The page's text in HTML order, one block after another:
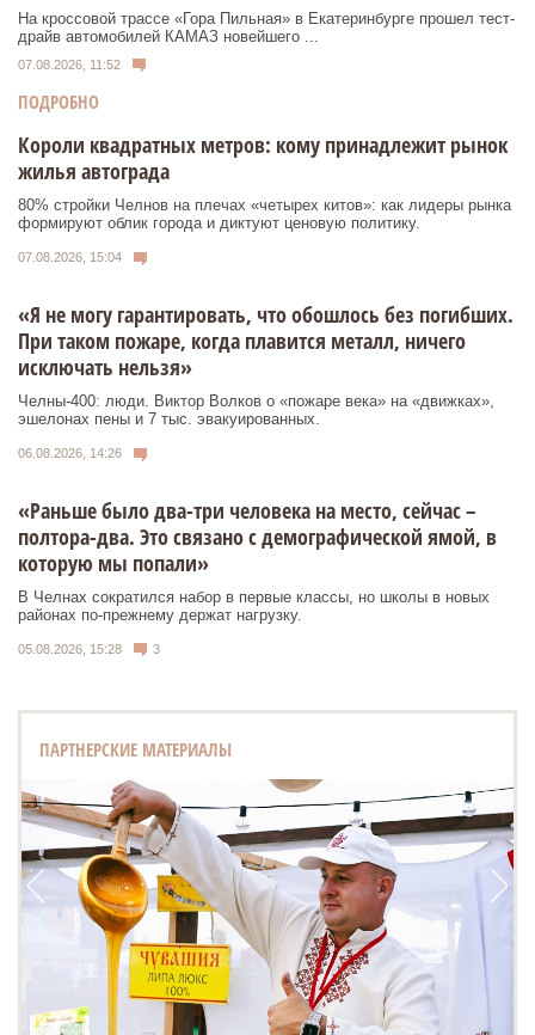
На кроссовой трассе «Гора Пильная» в Екатеринбурге прошел тест-
драйв автомобилей КАМАЗ новейшего ...
07.08.2026, 11:52
ПОДРОБНО
Короли квадратных метров: кому принадлежит рынок
жилья автограда
80% стройки Челнов на плечах «четырех китов»: как лидеры рынка
формируют облик города и диктуют ценовую политику.
07.08.2026, 15:04
«Я не могу гарантировать, что обошлось без погибших.
При таком пожаре, когда плавится металл, ничего
исключать нельзя»
Челны-400: люди. Виктор Волков о «пожаре века» на «движках»,
эшелонах пены и 7 тыс. эвакуированных.
06.08.2026, 14:26
«Раньше было два-три человека на место, сейчас –
полтора-два. Это связано с демографической ямой, в
которую мы попали»
В Челнах сократился набор в первые классы, но школы в новых
районах по-прежнему держат нагрузку.
05.08.2026, 15:28 3
ПАРТНЕРСКИЕ МАТЕРИАЛЫ